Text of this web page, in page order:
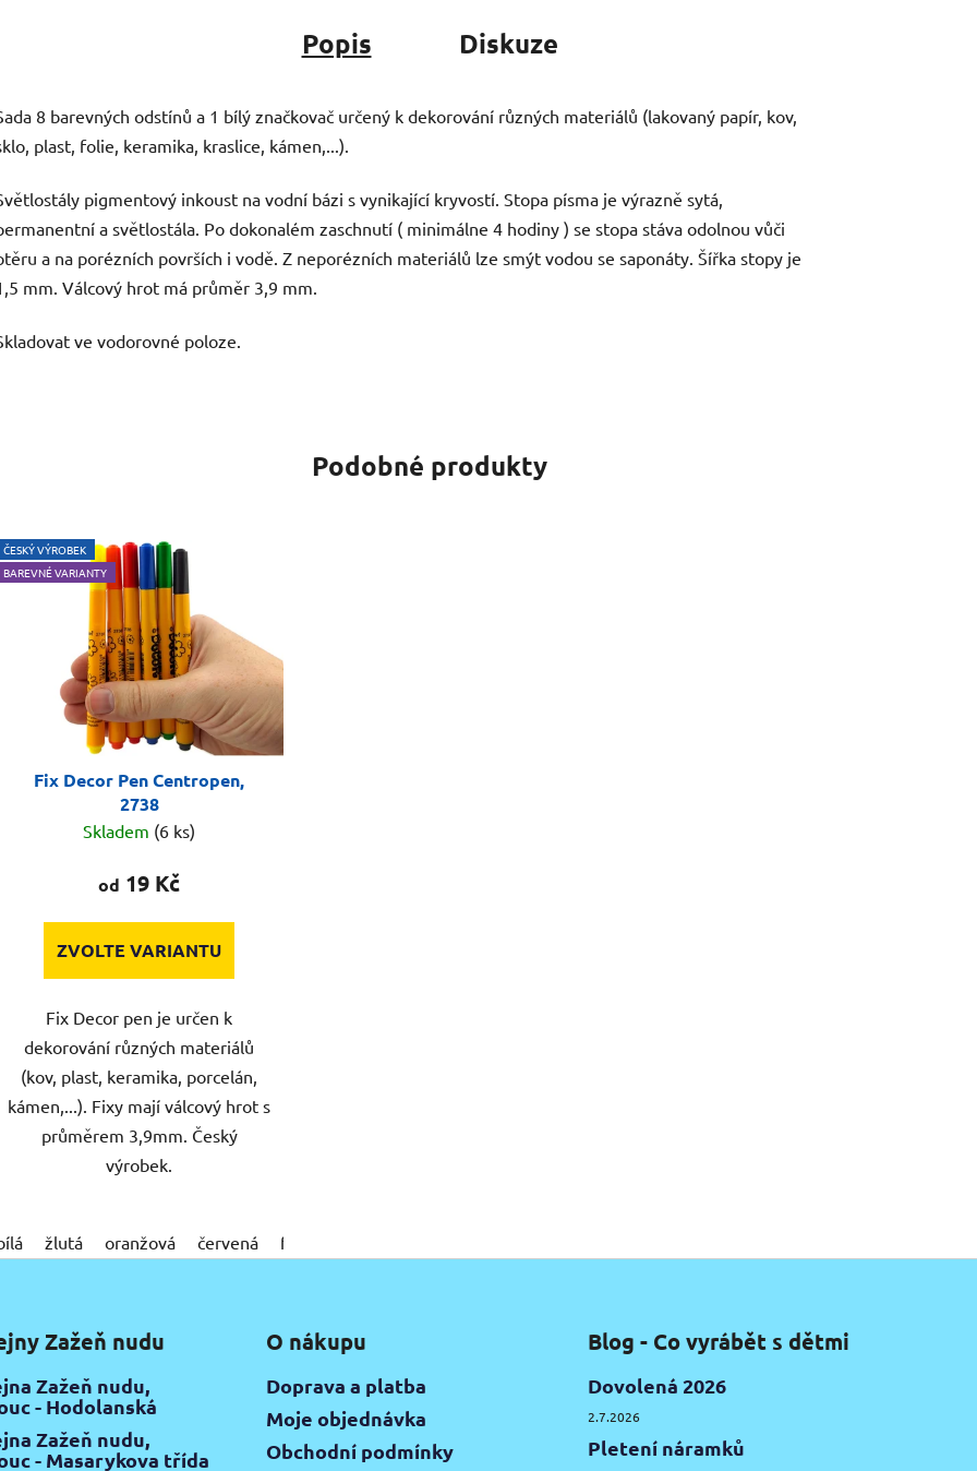
Popis Diskuze
8 barevných odstínů a 1 bílý značkovač určený k dekorování různých materiálů (lakovaný papír, kov,
plast, folie, keramika, kraslice, kámen,...).
pigmentový inkoust na vodní bázi s vynikající kryvostí. Stopa písma je výrazně sytá,
a světlostála. Po dokonalém zaschnutí ( minimálne 4 hodiny ) se stopa stáva odolnou vůči
a na porézních površích i vodě. Z neporézních materiálů lze smýt vodou se saponáty. Šířka stopy je
mm. Válcový hrot má průměr 3,9 mm.
ve vodorovné poloze.
Podobné produkty
ČESKÝ VÝROBEK
BAREVNÉ VARIANTY
Fix Decor Pen Centropen,
2738
Skladem (6 ks)
od 19 Kč
ZVOLTE VARIANTU
Fix Decor pen je určen k
dekorování různých materiálů
(kov, plast, keramika, porcelán,
kámen,...). Fixy mají válcový hrot s
průměrem 3,9mm. Český
výrobek.
žlutá oranžová červená fialová
Zažeň nudu
Zažeň nudu,
- Hodolanská
Zažeň nudu,
- Masarykova třída
O nákupu
Doprava a platba
Moje objednávka
Obchodní podmínky
Blog - Co vyrábět s dětmi
Dovolená 2026
2.7.2026
Pletení náramků